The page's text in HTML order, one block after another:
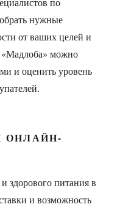
нужные
от ваших целей и
«Мадлоба» можно
и оценить уровень
ОНЛАЙН-
здорового питания в
и возможность